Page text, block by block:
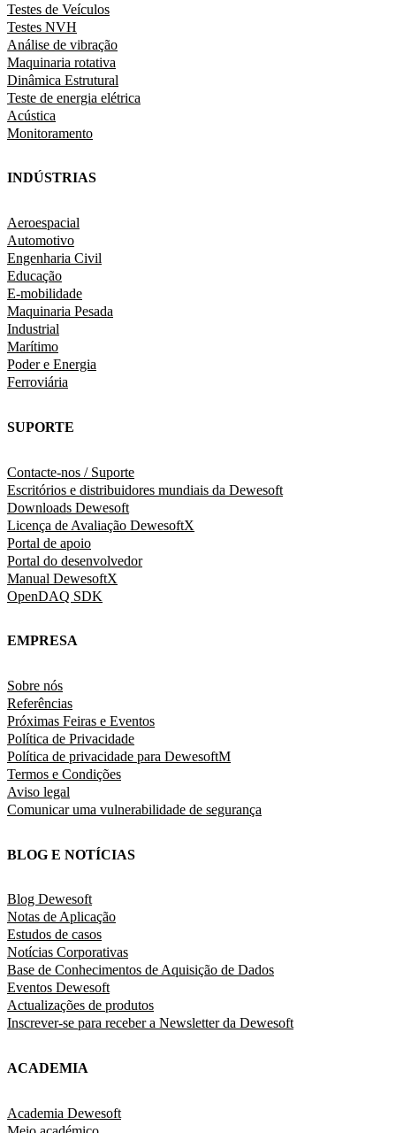
Testes de Veículos
Testes NVH
Análise de vibração
Maquinaria rotativa
Dinâmica Estrutural
Teste de energia elétrica
Acústica
Monitoramento
INDÚSTRIAS
Aeroespacial
Automotivo
Engenharia Civil
Educação
E-mobilidade
Maquinaria Pesada
Industrial
Marítimo
Poder e Energia
Ferroviária
SUPORTE
Contacte-nos / Suporte
Escritórios e distribuidores mundiais da Dewesoft
Downloads Dewesoft
Licença de Avaliação DewesoftX
Portal de apoio
Portal do desenvolvedor
Manual DewesoftX
OpenDAQ SDK
EMPRESA
Sobre nós
Referências
Próximas Feiras e Eventos
Política de Privacidade
Política de privacidade para DewesoftM
Termos e Condições
Aviso legal
Comunicar uma vulnerabilidade de segurança
BLOG E NOTÍCIAS
Blog Dewesoft
Notas de Aplicação
Estudos de casos
Notícias Corporativas
Base de Conhecimentos de Aquisição de Dados
Eventos Dewesoft
Actualizações de produtos
Inscrever-se para receber a Newsletter da Dewesoft
ACADEMIA
Academia Dewesoft